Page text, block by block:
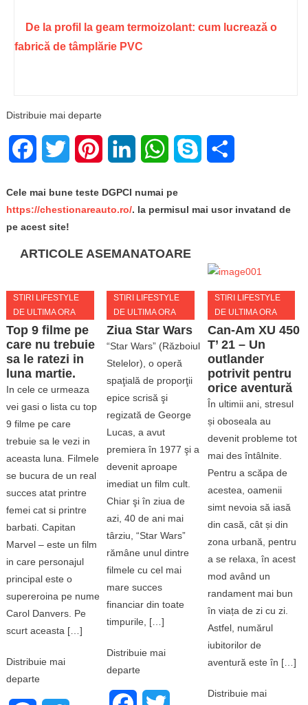
De la profil la geam termoizolant: cum lucrează o
fabrică de tâmplărie PVC
Distribuie mai departe
FacebookTwitter PinterestLinkedIn WhatsApp
Skype
Cele mai bune teste DGPCI numai pe
https://chestionareauto.ro/. Ia permisul mai usor invatand de
pe acest site!
ARTICOLE ASEMANATOARE
STIRI LIFESTYLE
DE ULTIMA ORA
Top 9 filme pe
care nu trebuie
sa le ratezi in
luna martie.
In cele ce urmeaza
vei gasi o lista cu top
9 filme pe care
trebuie sa le vezi in
aceasta luna. Filmele
se bucura de un real
succes atat printre
femei cat si printre
barbati. Capitan
Marvel – este un film
in care personajul
principal este o
supereroina pe nume
Carol Danvers. Pe
scurt aceasta […]
Distribuie mai
departe
STIRI LIFESTYLE
DE ULTIMA ORA
Ziua Star Wars
“Star Wars” (Războiul
Stelelor), o operă
spaţială de proporţii
epice scrisă şi
regizată de George
Lucas, a avut
premiera în 1977 şi a
devenit aproape
imediat un film cult.
Chiar şi în ziua de
azi, 40 de ani mai
târziu, “Star Wars”
rămâne unul dintre
filmele cu cel mai
mare succes
financiar din toate
timpurile, […]
Distribuie mai
departe
STIRI LIFESTYLE
DE ULTIMA ORA
Can-Am XU 450
T’ 21 – Un
outlander
potrivit pentru
orice aventură
În ultimii ani, stresul
și oboseala au
devenit probleme tot
mai des întâlnite.
Pentru a scăpa de
acestea, oamenii
simt nevoia să iasă
din casă, cât și din
zona urbană, pentru
a se relaxa, în acest
mod având un
randament mai bun
în viața de zi cu zi.
Astfel, numărul
iubitorilor de
aventură este în […]
Distribuie mai